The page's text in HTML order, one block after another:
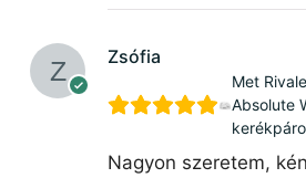
Zsófia
Met
Absolute
Nagyon szeretem,